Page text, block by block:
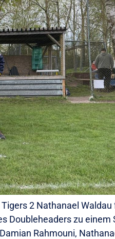
2 Nathanael Waldau
Doubleheaders zu einem
Rahmouni,